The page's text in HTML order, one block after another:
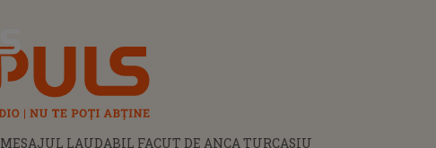
MESAJUL LAUDABIL FACUT DE ANCA TURCASIU